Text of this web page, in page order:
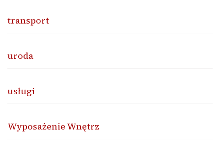
transport
uroda
usługi
Wyposażenie Wnętrz